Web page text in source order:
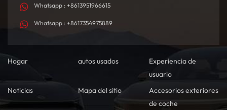
Whatsapp : +8613951966615
Whatsapp : +8617354975889
Hogar autos usados
Experiencia de
usuario
Noticias
Mapa del sitio
Accesorios exteriores
de coche